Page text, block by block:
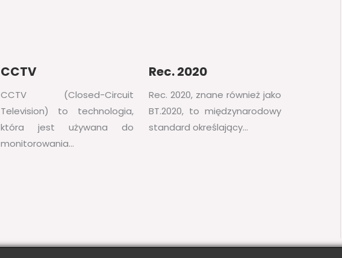
CCTV
CCTV (Closed-Circuit
Television) to technologia,
która jest używana do
monitorowania…
Rec. 2020
Rec. 2020, znane również jako
BT.2020, to międzynarodowy
standard określający…